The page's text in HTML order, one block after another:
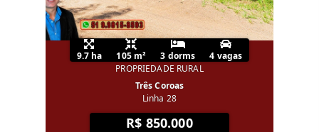
9.7 ha 105 m² 3 dorms
4 vagas
PROPRIEDADE RURAL
Três Coroas
Linha 28
R$ 850.000